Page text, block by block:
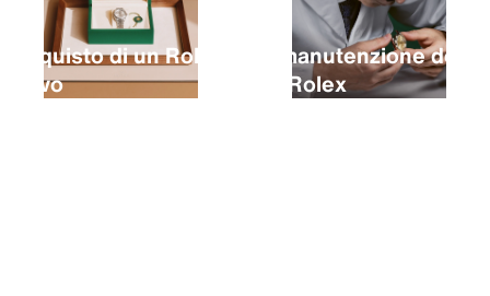
L’acquisto di un Rolex
nuovo
La manutenzione del
tuo Rolex